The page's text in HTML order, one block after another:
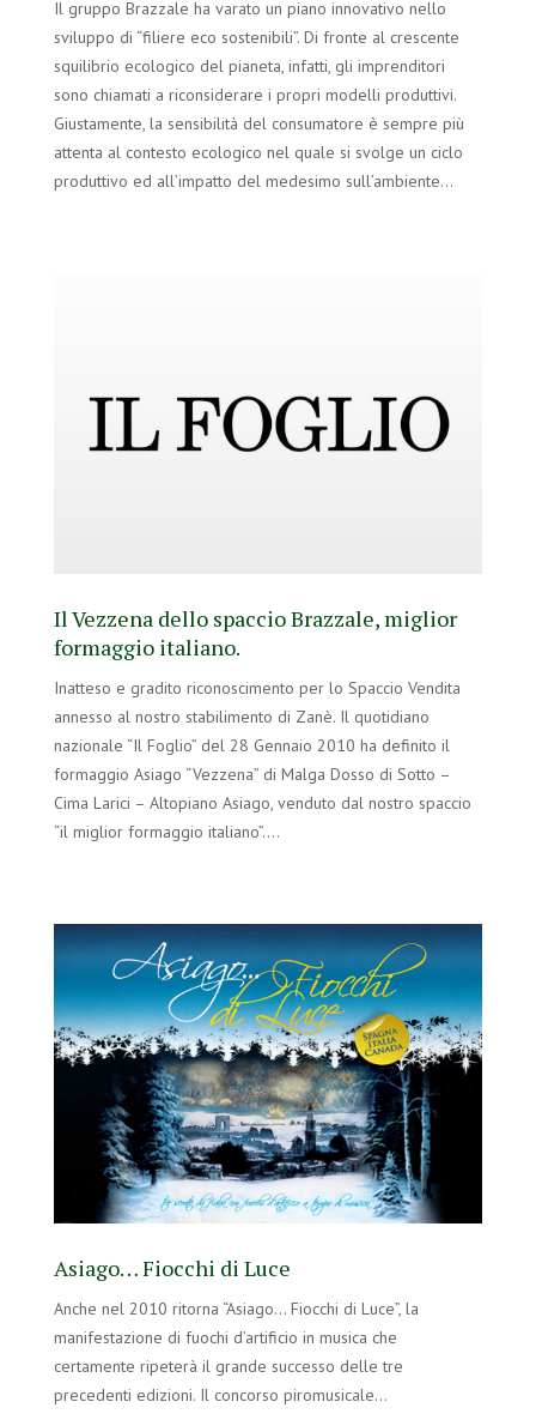
Il gruppo Brazzale ha varato un piano innovativo nello
sviluppo di “filiere eco sostenibili”. Di fronte al crescente
squilibrio ecologico del pianeta, infatti, gli imprenditori
sono chiamati a riconsiderare i propri modelli produttivi.
Giustamente, la sensibilità del consumatore è sempre più
attenta al contesto ecologico nel quale si svolge un ciclo
produttivo ed all’impatto del medesimo sull’ambiente…
Il Vezzena dello spaccio Brazzale, miglior
formaggio italiano.
Inatteso e gradito riconoscimento per lo Spaccio Vendita
annesso al nostro stabilimento di Zanè. Il quotidiano
nazionale “Il Foglio” del 28 Gennaio 2010 ha definito il
formaggio Asiago “Vezzena” di Malga Dosso di Sotto –
Cima Larici – Altopiano Asiago, venduto dal nostro spaccio
“il miglior formaggio italiano”….
Asiago… Fiocchi di Luce
Anche nel 2010 ritorna “Asiago… Fiocchi di Luce”, la
manifestazione di fuochi d’artificio in musica che
certamente ripeterà il grande successo delle tre
precedenti edizioni. Il concorso piromusicale…